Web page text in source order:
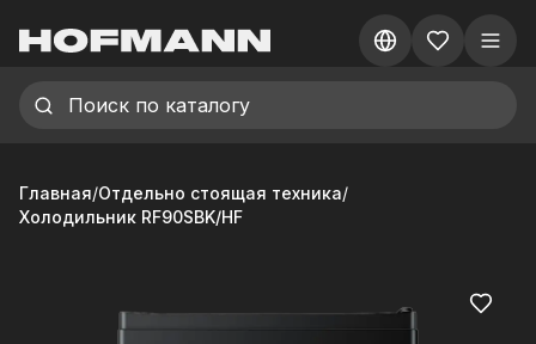
Главная/Отдельно стоящая техника/
Холодильник RF90SBK/HF